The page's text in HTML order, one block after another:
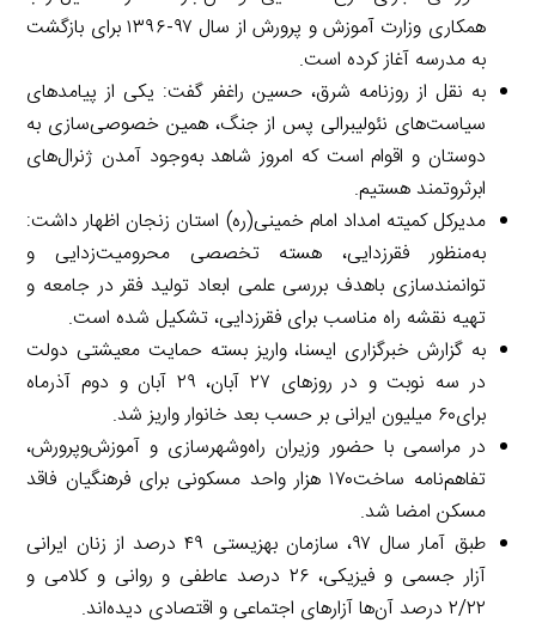
همکاری وزارت آموزش و پرورش از سال ۹۷-۱۳۹۶ برای بازگشت
به مدرسه آغاز کرده است.
به نقل از روزنامه شرق، حسین راغفر گفت: یکی از پیامدهای
سیاست‌های نئولیبرالی پس از جنگ، همین خصوصی‌سازی به
دوستان و اقوام است که امروز شاهد به‌وجود آمدن ژنرال‌های
ابرثروتمند هستیم.
مدیرکل کمیته امداد امام خمینی(ره) استان زنجان اظهار داشت:
به‌منظور فقرزدایی، هسته تخصصی محرومیت‌زدایی و
توانمندسازی باهدف بررسی علمی ابعاد تولید فقر در جامعه و
تهیه نقشه راه مناسب برای فقرزدایی، تشکیل شده است.
به گزارش خبرگزاری ایسنا، واریز بسته حمایت معیشتی دولت
در سه نوبت و در روزهای ۲۷ آبان، ۲۹ آبان و دوم آذرماه
برای۶۰ میلیون ایرانی بر حسب بعد خانوار واریز شد.
در مراسمی با حضور وزیران راه‌وشهرسازی و آموزش‌وپرورش،
تفاهم‌نامه ساخت۱۷۰ هزار واحد مسکونی برای فرهنگیان فاقد
مسکن امضا شد.
طبق آمار سال ۹۷، سازمان بهزیستی ۴۹ درصد از زنان ایرانی
آزار جسمی و فیزیکی، ۲۶ درصد عاطفی و روانی و کلامی و
۲/۲۲ درصد آن‌ها آزارهای اجتماعی و اقتصادی دیده‌اند.